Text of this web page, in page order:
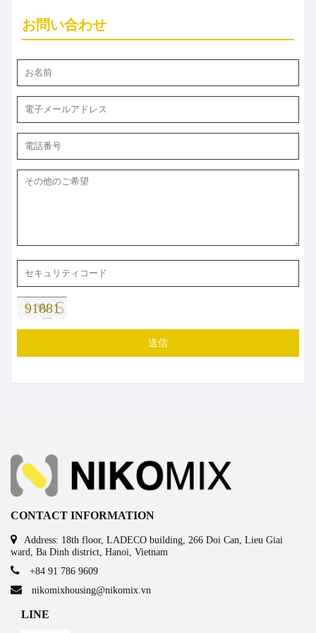
お問い合わせ
91881
送信
CONTACT INFORMATION
Address: 18th floor, LADECO building, 266 Doi Can, Lieu Giai
ward, Ba Dinh district, Hanoi, Vietnam
+84 91 786 9609
nikomixhousing@nikomix.vn
LINE